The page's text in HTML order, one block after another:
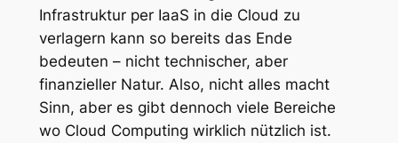
Infrastruktur per IaaS in die Cloud zu
verlagern kann so bereits das Ende
bedeuten – nicht technischer, aber
finanzieller Natur. Also, nicht alles macht
Sinn, aber es gibt dennoch viele Bereiche
wo Cloud Computing wirklich nützlich ist.